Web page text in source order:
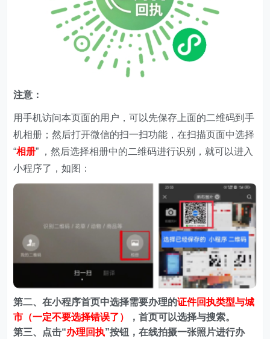
注意：
用手机访问本页面的用户，可以先保存上面的二维码到手
机相册；然后打开微信的扫一扫功能，在扫描页面中选择
“相册” ，然后选择相册中的二维码进行识别，就可以进入
小程序了，如图：
第二、在小程序首页中选择需要办理的证件回执类型与城
市（一定不要选择错误了）
，首页可以选择与搜索。
第三、点击“办理回执”按钮，在线拍摄一张照片进行办